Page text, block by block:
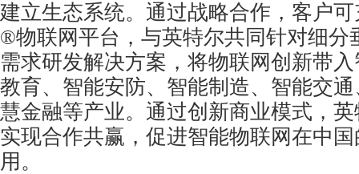
建立生态系统。通过战略合作，客户
®物联网平台，与英特尔共同针对细分
需求研发解决方案，将物联网创新带
教育、智能安防、智能制造、智能交
慧金融等产业。通过创新商业模式，
实现合作共赢，促进智能物联网在中
用。